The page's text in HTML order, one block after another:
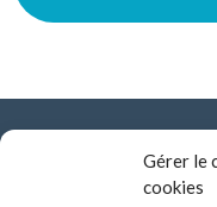
Gérer le
cookies